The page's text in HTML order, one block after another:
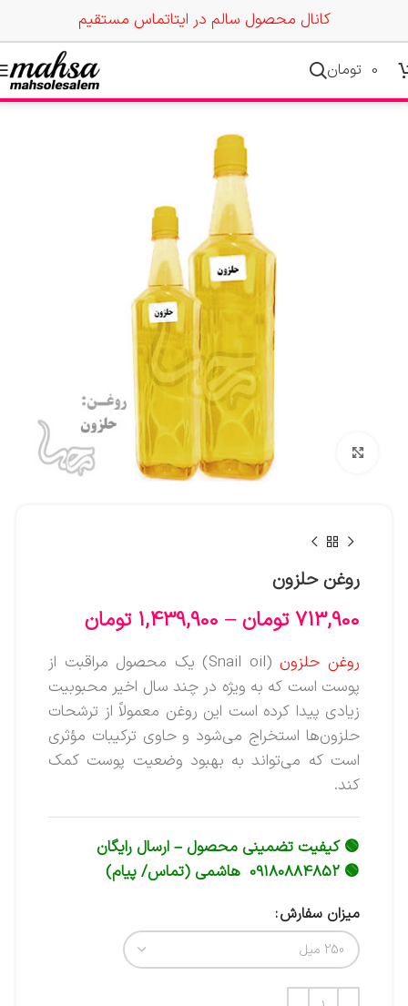
کانال محصول سالم در ایتاتماس مستقیم
0 تومان
بزرگنمایی تصویر
روغن حلزون
713,900 تومان –
1,439,900 تومان
روغن حلزون
(Snail oil) یک محصول مراقبت از
پوست است که به‌ ویژه در چند سال اخیر محبوبیت
زیادی پیدا کرده است این روغن معمولاً از ترشحات
حلزون‌ها استخراج می‌شود و حاوی ترکیبات مؤثری
است که می‌تواند به بهبود وضعیت پوست کمک
کند.
🟢 کیفیت تضمینی محصول – ارسال رایگان
🟢 09180884852 هاشمی (تماس/ پیام)
میزان سفارش